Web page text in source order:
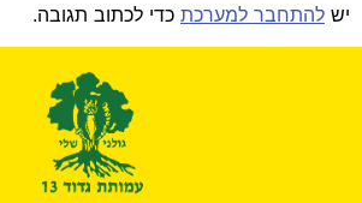
יש להתחבר למערכת כדי לכתוב תגובה.